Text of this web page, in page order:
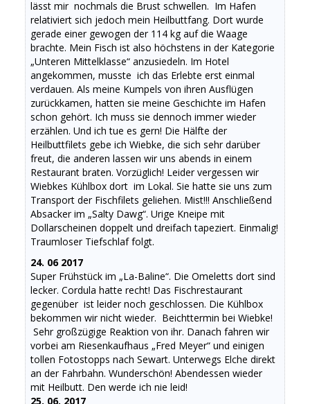
lässt mir nochmals die Brust schwellen. Im Hafen
relativiert sich jedoch mein Heilbuttfang. Dort wurde
gerade einer gewogen der 114 kg auf die Waage
brachte. Mein Fisch ist also höchstens in der Kategorie
„Unteren Mittelklasse“ anzusiedeln. Im Hotel
angekommen, musste ich das Erlebte erst einmal
verdauen. Als meine Kumpels von ihren Ausflügen
zurückkamen, hatten sie meine Geschichte im Hafen
schon gehört. Ich muss sie dennoch immer wieder
erzählen. Und ich tue es gern! Die Hälfte der
Heilbuttfilets gebe ich Wiebke, die sich sehr darüber
freut, die anderen lassen wir uns abends in einem
Restaurant braten. Vorzüglich! Leider vergessen wir
Wiebkes Kühlbox dort im Lokal. Sie hatte sie uns zum
Transport der Fischfilets geliehen. Mist!!! Anschließend
Absacker im „Salty Dawg“. Urige Kneipe mit
Dollarscheinen doppelt und dreifach tapeziert. Einmalig!
Traumloser Tiefschlaf folgt.
24. 06 2017
Super Frühstück im „La-Baline“. Die Omeletts dort sind
lecker. Cordula hatte recht! Das Fischrestaurant
gegenüber ist leider noch geschlossen. Die Kühlbox
bekommen wir nicht wieder. Beichttermin bei Wiebke!
Sehr großzügige Reaktion von ihr. Danach fahren wir
vorbei am Riesenkaufhaus „Fred Meyer“ und einigen
tollen Fotostopps nach Sewart. Unterwegs Elche direkt
an der Fahrbahn. Wunderschön! Abendessen wieder
mit Heilbutt. Den werde ich nie leid!
25. 06. 2017